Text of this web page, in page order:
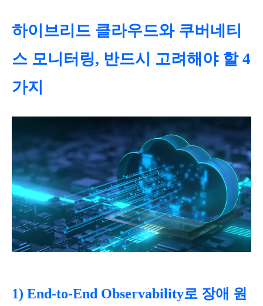
하이브리드 클라우드와 쿠버네티
스 모니터링, 반드시 고려해야 할 4
가지
1) End-to-End Observability로 장애 원